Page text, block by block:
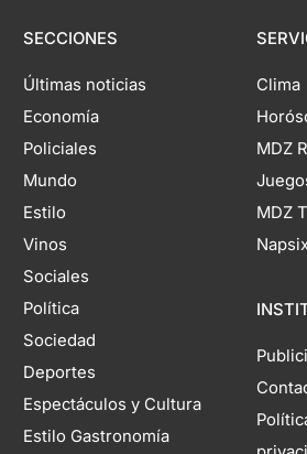
SECCIONES
Últimas noticias
Economía
Policiales
Mundo
Estilo
Vinos
Sociales
Política
Sociedad
Deportes
Espectáculos y Cultura
Estilo Gastronomía
Clima
MDZ
MDZ